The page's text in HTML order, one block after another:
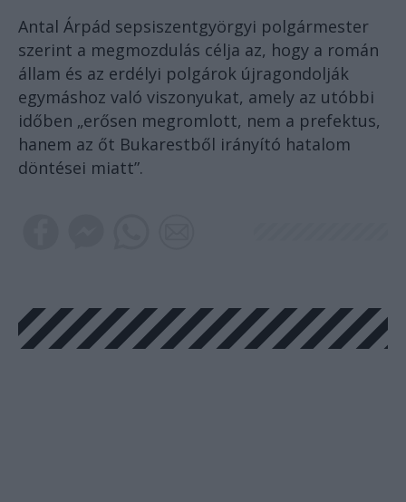
Antal Árpád sepsiszentgyörgyi polgármester
szerint a megmozdulás célja az, hogy a román
állam és az erdélyi polgárok újragondolják
egymáshoz való viszonyukat, amely az utóbbi
időben „erősen megromlott, nem a prefektus,
hanem az őt Bukarestből irányító hatalom
döntései miatt”.